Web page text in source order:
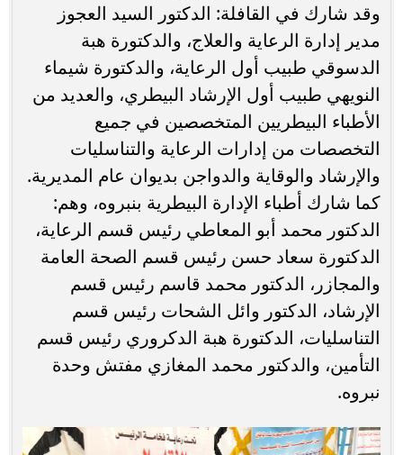
وقد شارك في القافلة: الدكتور السيد العجوز
مدير إدارة الرعاية والعلاج، والدكتورة هبة
الدسوقي طبيب أول الرعاية، والدكتورة شيماء
النويهي طبيب أول الإرشاد البيطري، والعديد من
الأطباء البيطريين المتخصصين في جميع
التخصصات من إدارات الرعاية والتناسليات
والإرشاد والوقاية والدواجن بديوان عام المديرية.
كما شارك أطباء الإدارة البيطرية بنبروه، وهم:
الدكتور محمد أبو المعاطي رئيس قسم الرعاية،
الدكتورة سعاد حسن رئيس قسم الصحة العامة
والمجازر، الدكتور محمد قاسم رئيس قسم
الإرشاد، الدكتور وائل الشحات رئيس قسم
التناسليات، الدكتورة هبة الدكروري رئيس قسم
التأمين، والدكتور محمد المغازي مفتش وحدة
نبروه.